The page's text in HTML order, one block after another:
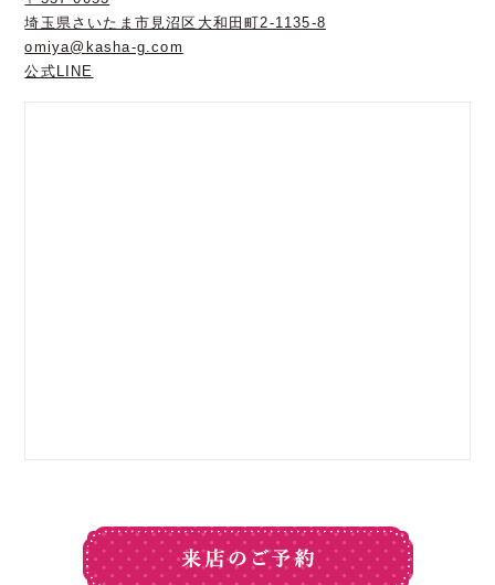
埼玉県さいたま市見沼区大和田町2-1135-8
omiya@kasha-g.com
公式LINE